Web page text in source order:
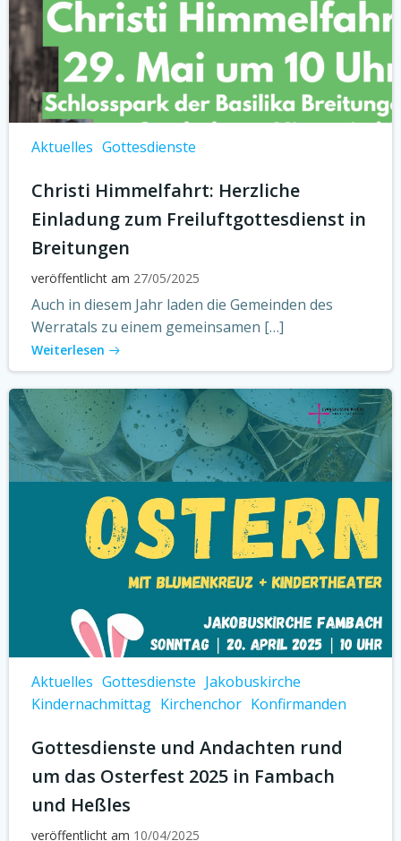
Aktuelles Gottesdienste
Christi Himmelfahrt: Herzliche
Einladung zum Freiluftgottesdienst in
Breitungen
veröffentlicht am 27/05/2025
Auch in diesem Jahr laden die Gemeinden des
Werratals zu einem gemeinsamen […]
Weiterlesen
Aktuelles Gottesdienste Jakobuskirche
Kindernachmittag Kirchenchor Konfirmanden
Gottesdienste und Andachten rund
um das Osterfest 2025 in Fambach
und Heßles
veröffentlicht am 10/04/2025